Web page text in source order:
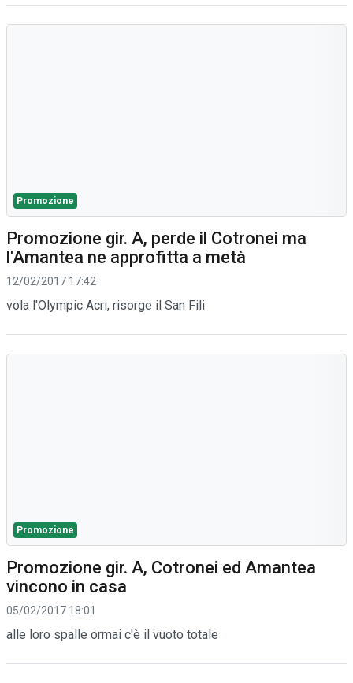
Promozione
Promozione gir. A, perde il Cotronei ma
l'Amantea ne approfitta a metà
12/02/2017 17:42
vola l'Olympic Acri, risorge il San Fili
Promozione
Promozione gir. A, Cotronei ed Amantea
vincono in casa
05/02/2017 18:01
alle loro spalle ormai c'è il vuoto totale